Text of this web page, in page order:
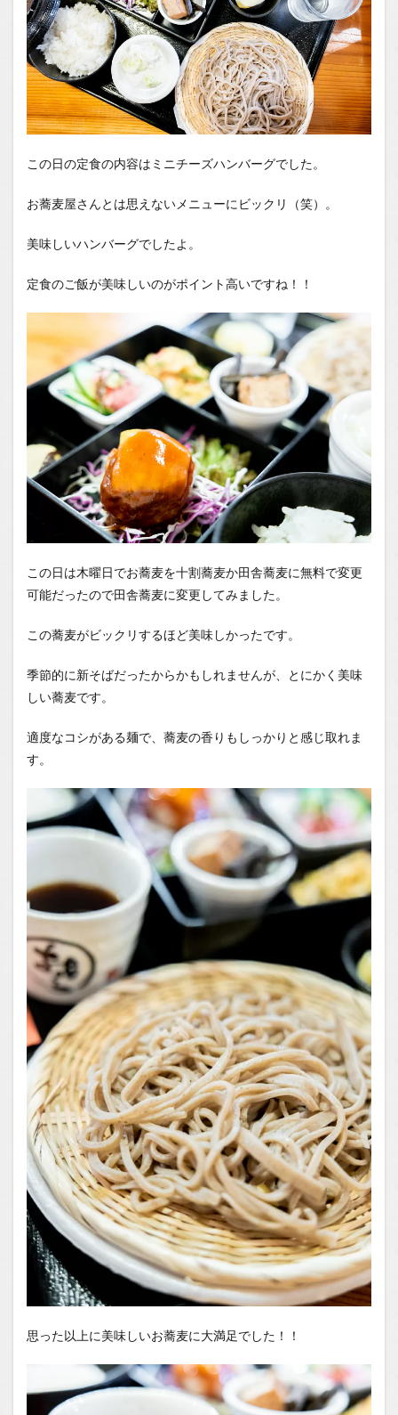
この日の定食の内容はミニチーズハンバーグでした。
お蕎麦屋さんとは思えないメニューにビックリ（笑）。
美味しいハンバーグでしたよ。
定食のご飯が美味しいのがポイント高いですね！！
この日は木曜日でお蕎麦を十割蕎麦か田舎蕎麦に無料で変更
可能だったので田舎蕎麦に変更してみました。
この蕎麦がビックリするほど美味しかったです。
季節的に新そばだったからかもしれませんが、とにかく美味
しい蕎麦です。
適度なコシがある麺で、蕎麦の香りもしっかりと感じ取れま
す。
思った以上に美味しいお蕎麦に大満足でした！！